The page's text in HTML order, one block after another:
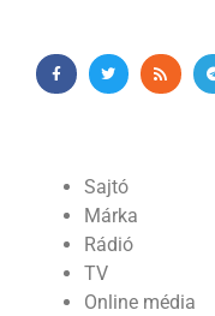
Sajtó
Márka
Rádió
TV
Online média